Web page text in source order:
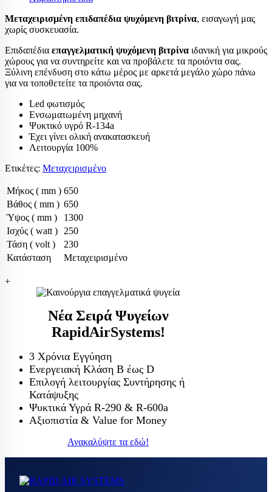
Μεταχειρισμένη επιδαπέδια ψυχόμενη βιτρίνα, εισαγωγή μας
χωρίς συσκευασία.
Επιδαπέδια επαγγελματική ψυχόμενη βιτρίνα ιδανική για μικρούς
χώρους για να συντηρείτε και να προβάλετε τα προιόντα σας.
Ξύλινη επένδυση στο κάτω μέρος με αρκετά μεγάλο χώρο πάνω
για να τοποθετείτε τα προιόντα σας.
Led φωτισμός
Ενσωματωμένη μηχανή
Ψυκτικό υγρό R-134a
Έχει γίνει ολική ανακατασκευή
Λειτουργία 100%
Ετικέτες: Μεταχειρισμένο
Μήκος ( mm ) 650
Βάθος ( mm ) 650
Ύψος ( mm )
1300
Ισχύς ( watt )
250
Τάση ( volt )
230
Κατάσταση
Μεταχειρισμένο
+
Νέα Σειρά Ψυγείων
RapidAirSystems!
3 Χρόνια Εγγύηση
Ενεργειακή Κλάση Β έως D
Επιλογή λειτουργίας Συντήρησης ή
Κατάψυξης
Ψυκτικά Υγρά R-290 & R-600a
Αξιοπιστία & Value for Money
Ανακαλύψτε τα εδώ!